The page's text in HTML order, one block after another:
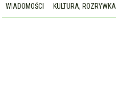
WIADOMOŚCI KULTURA, ROZRYWKA